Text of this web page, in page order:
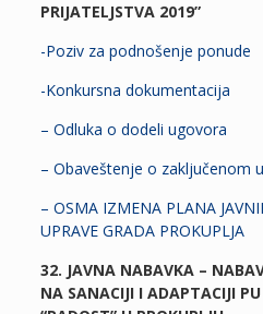
PRIJATELJSTVA 2019”
-Poziv za podnošenje ponude
-Konkursna dokumentacija
– Odluka o dodeli ugovora
– Obaveštenje o zaključenom
– OSMA IZMENA PLANA
UPRAVE GRADA PROKUPLJA
32. JAVNA NABAVKA –
NA SANACIJI I ADAPTACIJI